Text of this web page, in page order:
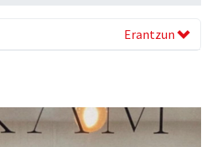
Erantzun